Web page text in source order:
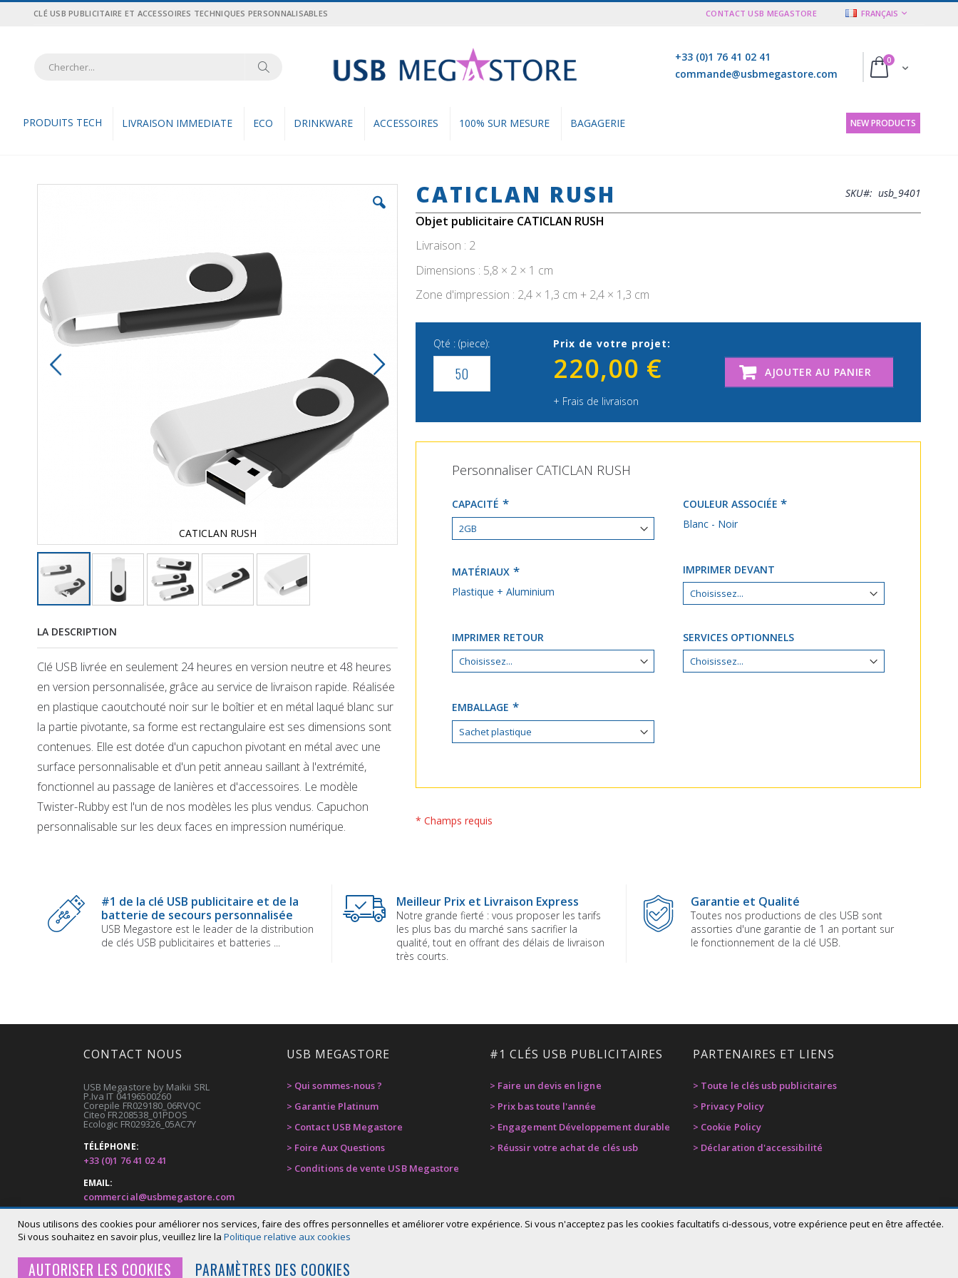
Allez
LANGUEFRANÇAIS
CLÉ USB PUBLICITAIRE ET ACCESSOIRES TECHNIQUES PERSONNALISABLES CONTACT USB MEGASTORE
Cart
0articles
Rechercher
+33 (0)1 76 41 02 41
commande@usbmegastore.com
PRODUITS TECH LIVRAISON IMMEDIATE ECO DRINKWARE ACCESSOIRES 100% SUR MESURE BAGAGERIE NEW PRODUCTS
images
gallery
CATICLAN RUSH
LA DESCRIPTION
Clé USB livrée en seulement 24 heures en version neutre et 48 heures
en version personnalisée, grâce au service de livraison rapide. Réalisée
en plastique caoutchouté noir sur le boîtier et en métal laqué blanc sur
la partie pivotante, sa forme est rectangulaire est ses dimensions sont
contenues. Elle est dotée d'un capuchon pivotant en métal avec une
surface personnalisable et d'un petit anneau saillant à l'extrémité,
fonctionnel au passage de lanières et d'accessoires. Le modèle
Twister-Rubby est l'un de nos modèles les plus vendus. Capuchon
personnalisable sur les deux faces en impression numérique.
images
CATICLAN RUSH SKU usb_9401
Objet publicitaire CATICLAN RUSH
Livraison : 2
Dimensions : 5,8 × 2 × 1 cm
Zone d'impression : 2,4 × 1,3 cm + 2,4 × 1,3 cm
Qté : (piece): Prix de votre projet:
220,00 €
+ Frais de livraison
AJOUTER AU PANIER
Personnaliser CATICLAN RUSH
CAPACITÉ
COULEUR ASSOCIÉE
Blanc - Noir
MATÉRIAUX
Plastique + Aluminium
IMPRIMER DEVANT
IMPRIMER RETOUR SERVICES OPTIONNELS
EMBALLAGE
* Champs requis
#1 de la clé USB publicitaire et de la
batterie de secours personnalisée
USB Megastore est le leader de la distribution
de clés USB publicitaires et batteries ...
Meilleur Prix et Livraison Express
Notre grande fierté : vous proposer les tarifs
les plus bas du marché sans sacrifier la
qualité, tout en offrant des délais de livraison
très courts.
Garantie et Qualité
Toutes nos productions de cles USB sont
assorties d'une garantie de 1 an portant sur
le fonctionnement de la clé USB.
CONTACT NOUS
USB Megastore by Maikii SRL
P.Iva IT 04196500260
Corepile FR029180_06RVQC
Citeo FR208538_01PDOS
Ecologic FR029326_05AC7Y
TÉLÉPHONE:
+33 (0)1 76 41 02 41
EMAIL:
commercial@usbmegastore.com
ADDRESSE:
Via G.Bortolan 44, Carbonera (TV) Italy
USB MEGASTORE
> Qui sommes-nous ?
> Garantie Platinum
> Contact USB Megastore
> Foire Aux Questions
> Conditions de vente USB Megastore
#1 CLÉS USB PUBLICITAIRES
> Faire un devis en ligne
> Prix bas toute l'année
> Engagement Développement durable
> Réussir votre achat de clés usb
PARTENAIRES ET LIENS
> Toute le clés usb publicitaires
> Privacy Policy
> Cookie Policy
> Déclaration d'accessibilité
© 2020 USB Megastore
Nous utilisons des cookies pour améliorer nos services, faire des offres personnelles et améliorer votre expérience. Si vous n'acceptez pas les cookies facultatifs ci-dessous, votre expérience peut en être affectée.
Si vous souhaitez en savoir plus, veuillez lire la Politique relative aux cookies
AUTORISER LES COOKIES PARAMÈTRES DES COOKIES